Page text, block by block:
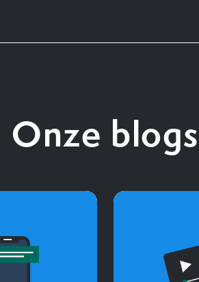
Onze blogs